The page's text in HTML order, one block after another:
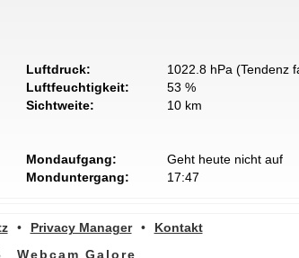
Luftdruck:
1022.8 hPa (Tendenz
Luftfeuchtigkeit:
53 %
Sichtweite:
10 km
Mondaufgang:
Geht heute nicht auf
Monduntergang:
17:47
• Privacy Manager •
Kontakt
Webcam Galore